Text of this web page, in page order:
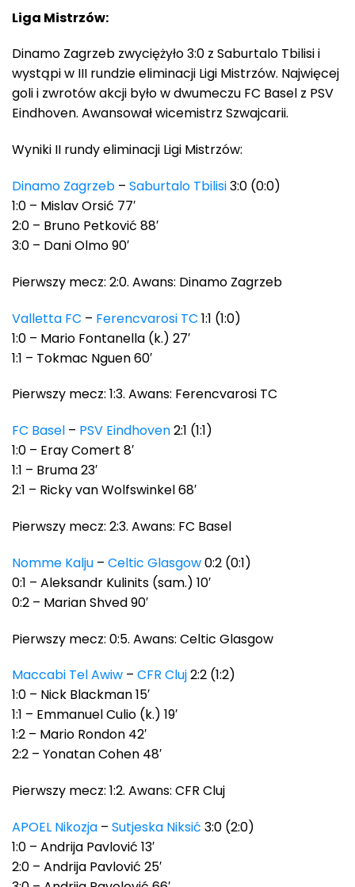
Liga Mistrzów:
Dinamo Zagrzeb zwyciężyło 3:0 z Saburtalo Tbilisi i
wystąpi w III rundzie eliminacji Ligi Mistrzów. Najwięcej
goli i zwrotów akcji było w dwumeczu FC Basel z PSV
Eindhoven. Awansował wicemistrz Szwajcarii.
Wyniki II rundy eliminacji Ligi Mistrzów:
Dinamo Zagrzeb – Saburtalo Tbilisi3:0 (0:0)
1:0 – Mislav Orsić 77′
2:0 – Bruno Petković 88′
3:0 – Dani Olmo 90′
Pierwszy mecz: 2:0. Awans: Dinamo Zagrzeb
Valletta FC – Ferencvarosi TC 1:1 (1:0)
1:0 – Mario Fontanella (k.) 27′
1:1 – Tokmac Nguen 60′
Pierwszy mecz: 1:3. Awans: Ferencvarosi TC
FC Basel – PSV Eindhoven2:1 (1:1)
1:0 – Eray Comert 8′
1:1 – Bruma 23′
2:1 – Ricky van Wolfswinkel 68′
Pierwszy mecz: 2:3. Awans: FC Basel
Nomme Kalju – Celtic Glasgow0:2 (0:1)
0:1 – Aleksandr Kulinits (sam.) 10′
0:2 – Marian Shved 90′
Pierwszy mecz: 0:5. Awans: Celtic Glasgow
Maccabi Tel Awiw – CFR Cluj2:2 (1:2)
1:0 – Nick Blackman 15′
1:1 – Emmanuel Culio (k.) 19′
1:2 – Mario Rondon 42′
2:2 – Yonatan Cohen 48′
Pierwszy mecz: 1:2. Awans: CFR Cluj
APOEL Nikozja – Sutjeska Niksić 3:0 (2:0)
1:0 – Andrija Pavlović 13′
2:0 – Andrija Pavlović 25′